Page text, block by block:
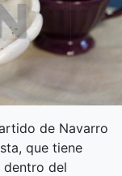
de Navarro
que tiene
del